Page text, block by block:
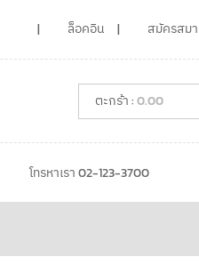
ล็อคอิน สมัครสม
0.00
โทรหาเรา 02-123-3700